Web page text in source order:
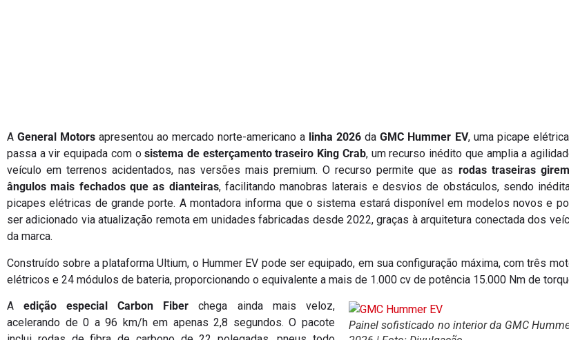
AGeneral Motors apresentou ao mercado norte-americano a linha 2026 daGMC Hummer EV, uma picape
passa a vir equipada com osistema de esterçamento traseiro King Crab, um recurso inédito que amplia a
veículo em terrenos acidentados, nas versões mais premium. O recurso permite que as rodas traseiras
ângulos mais fechados que as dianteiras, facilitando manobras laterais e desvios de obstáculos, sendo
picapes elétricas de grande porte. A montadora informa que o sistema estará disponível em modelos novos e
ser adicionado via atualização remota em unidades fabricadas desde 2022, graças à arquitetura conectada dos
da marca.
Construído sobre a plataforma Ultium, o Hummer EV pode ser equipado, em sua configuração máxima, com três
elétricos e 24 módulos de bateria, proporcionando o equivalente a mais de 1.000 cv de potência 15.000 Nm de
Painel sofisticado no interior da GMC
Aedição especial Carbon Fiber chega ainda mais veloz,
acelerando de 0 a 96 km/h em apenas 2,8 segundos. O pacote